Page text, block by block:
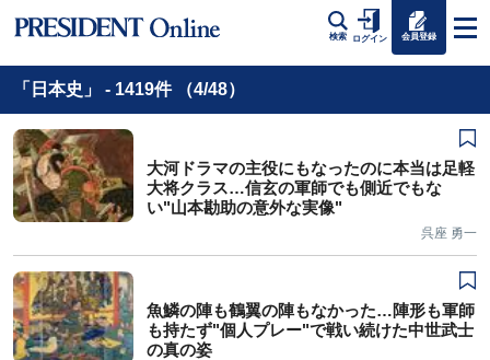
検索 ログイン 会員登録
「日本史」 - 1419件 （4/48）
大河ドラマの主役にもなったのに本当は足軽
大将クラス…信玄の軍師でも側近でもな
い"山本勘助の意外な実像"
呉座 勇一
魚鱗の陣も鶴翼の陣もなかった…陣形も軍師
も持たず"個人プレー"で戦い続けた中世武士
の真の姿